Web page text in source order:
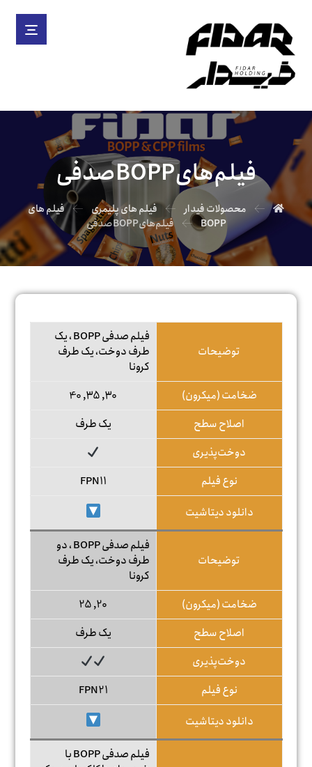
فیلم‌هایBOPPصدفی
محصولات فیدار فیلم های پلیمری
فیلم های
BOPP
فیلم‌هایBOPPصدفی
توضیحات
فیلم صدفی BOPP ، یک
طرف دوخت، یک طرف
کرونا
ضخامت (میکرون)
30, 35, 40
اصلاح سطح
یک طرف
دوخت‌پذیری
نوع فیلم
FPN11
دانلود دیتاشیت
توضیحات
فیلم صدفی BOPP ، دو
طرف دوخت، یک طرف
کرونا
ضخامت (میکرون)
20, 25
اصلاح سطح
یک طرف
دوخت‌پذیری
نوع فیلم
FPN21
دانلود دیتاشیت
فیلم صدفی BOPP با